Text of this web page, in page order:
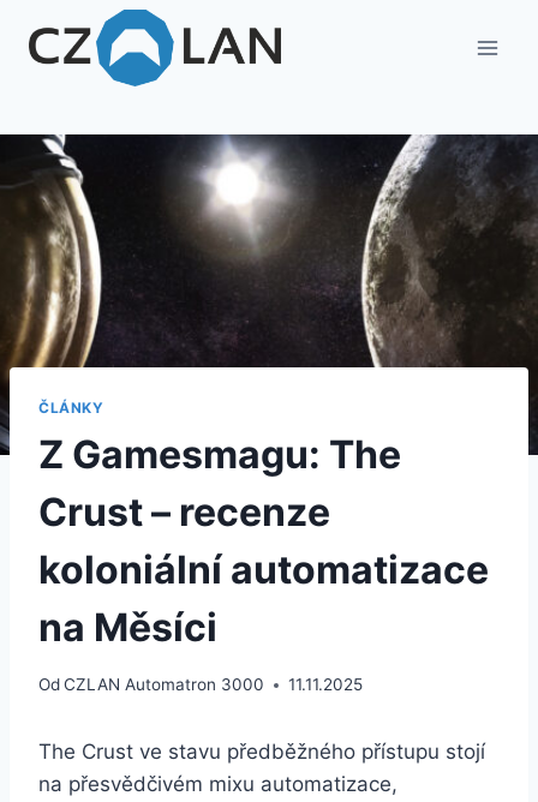
ČLÁNKY
Z Gamesmagu: The
Crust – recenze
koloniální automatizace
na Měsíci
OdCZLAN Automatron 3000 11.11.2025
The Crust ve stavu předběžného přístupu stojí
na přesvědčivém mixu automatizace,